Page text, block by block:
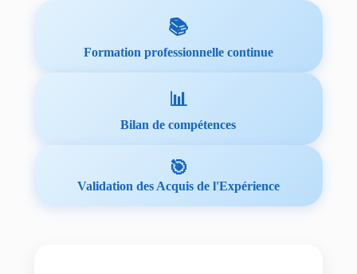
📚
Formation professionnelle continue
📊
Bilan de compétences
🎯
Validation des Acquis de l'Expérience